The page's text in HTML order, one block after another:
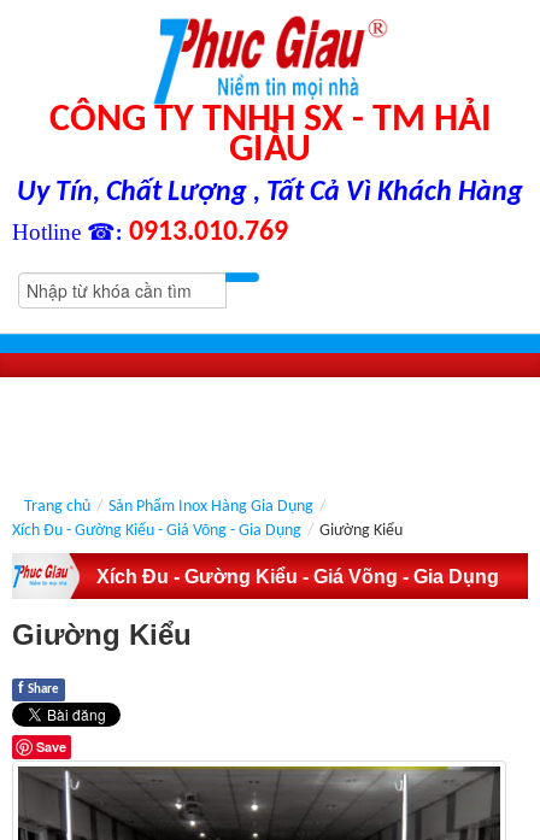
CÔNG TY TNHH SX - TM HẢI
GIÀU
Uy Tín, Chất Lượng , Tất Cả Vì Khách Hàng
Hotline ☎: 0913.010.769
Trang chủ / Sản Phẩm Inox Hàng Gia Dụng /
Xích Đu - Gường Kiểu - Giá Võng - Gia Dụng / Giường Kiểu
Xích Đu - Gường Kiểu - Giá Võng - Gia Dụng
Giường Kiểu
f Share
Save